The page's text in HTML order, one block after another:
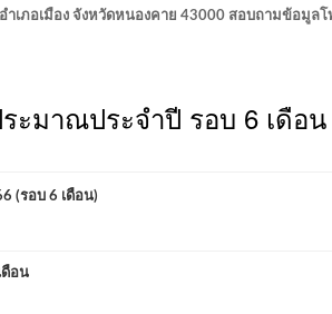
ำเภอเมือง จังหวัดหนองคาย 43000 สอบถามข้อมูล
ะมาณประจำปี รอบ 6 เดือน
(รอบ 6 เดือน)
ดือน